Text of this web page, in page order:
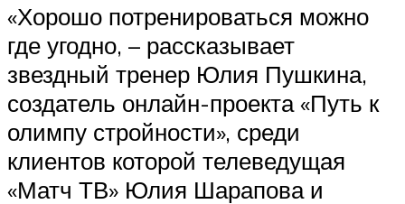
«Хорошо потренироваться можно
где угодно, – рассказывает
звездный тренер Юлия Пушкина,
создатель онлайн-проекта «Путь к
олимпу стройности», среди
клиентов которой телеведущая
«Матч ТВ» Юлия Шарапова и